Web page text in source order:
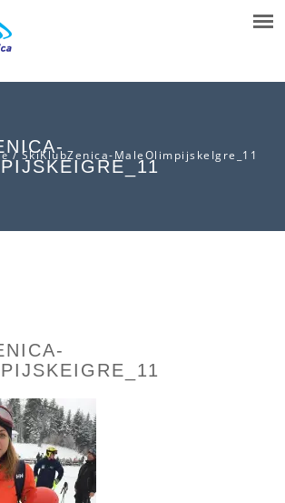
/ SkiKlubZenica-MaleOlimpijskeIgre_11